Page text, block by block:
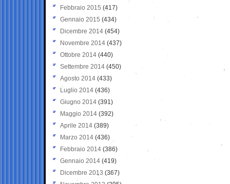
Febbraio 2015 (417)
Gennaio 2015 (434)
Dicembre 2014 (454)
Novembre 2014 (437)
Ottobre 2014 (440)
Settembre 2014 (450)
Agosto 2014 (433)
Luglio 2014 (436)
Giugno 2014 (391)
Maggio 2014 (392)
Aprile 2014 (389)
Marzo 2014 (436)
Febbraio 2014 (386)
Gennaio 2014 (419)
Dicembre 2013 (367)